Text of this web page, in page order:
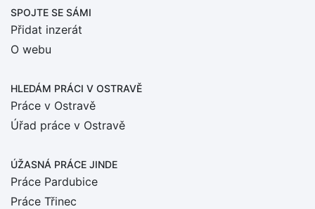
SPOJTE SE SÁMI
Přidat inzerát
O webu
HLEDÁM PRÁCI V OSTRAVĚ
Práce v Ostravě
Úřad práce v Ostravě
ÚŽASNÁ PRÁCE JINDE
Práce Pardubice
Práce Třinec